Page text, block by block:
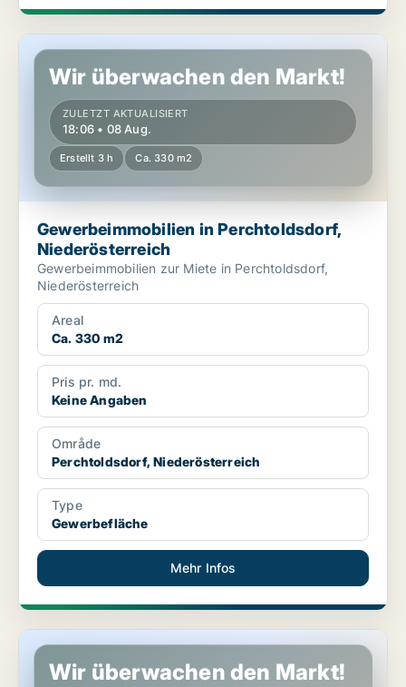
Gewerbeimmobilien in Perchtoldsdorf, Niederösterreich
Wir überwachen den Markt!
ZULETZT AKTUALISIERT
18:06 • 08 Aug.
Erstellt 3 h Ca. 330 m2
Gewerbeimmobilien in Perchtoldsdorf,
Niederösterreich
Gewerbeimmobilien zur Miete in Perchtoldsdorf,
Niederösterreich
Areal
Ca. 330 m2
Pris pr. md.
Keine Angaben
Område
Perchtoldsdorf, Niederösterreich
Type
Gewerbefläche
Mehr Infos
Gewerbeimmobilien in Petzenkirchen, Niederösterreich
Wir überwachen den Markt!